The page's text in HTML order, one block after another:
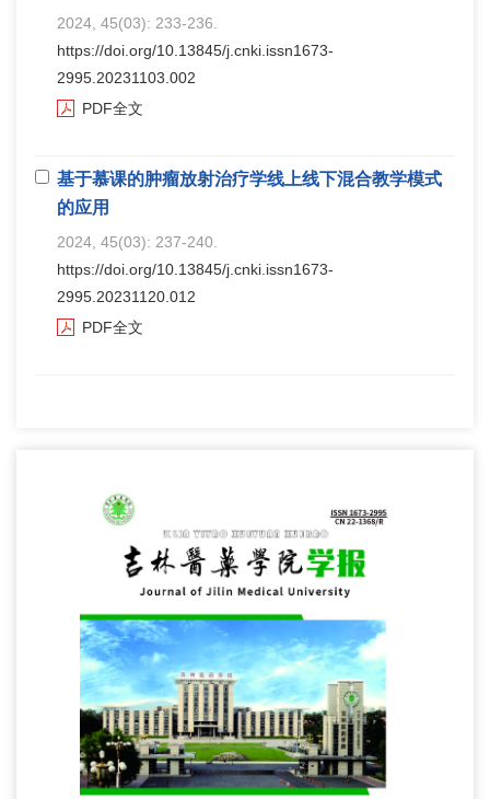
2024, 45(03): 233-236.
https://doi.org/10.13845/j.cnki.issn1673-
2995.20231103.002
PDF全文
基于慕课的肿瘤放射治疗学线上线下混合教学模式
的应用
2024, 45(03): 237-240.
https://doi.org/10.13845/j.cnki.issn1673-
2995.20231120.012
PDF全文